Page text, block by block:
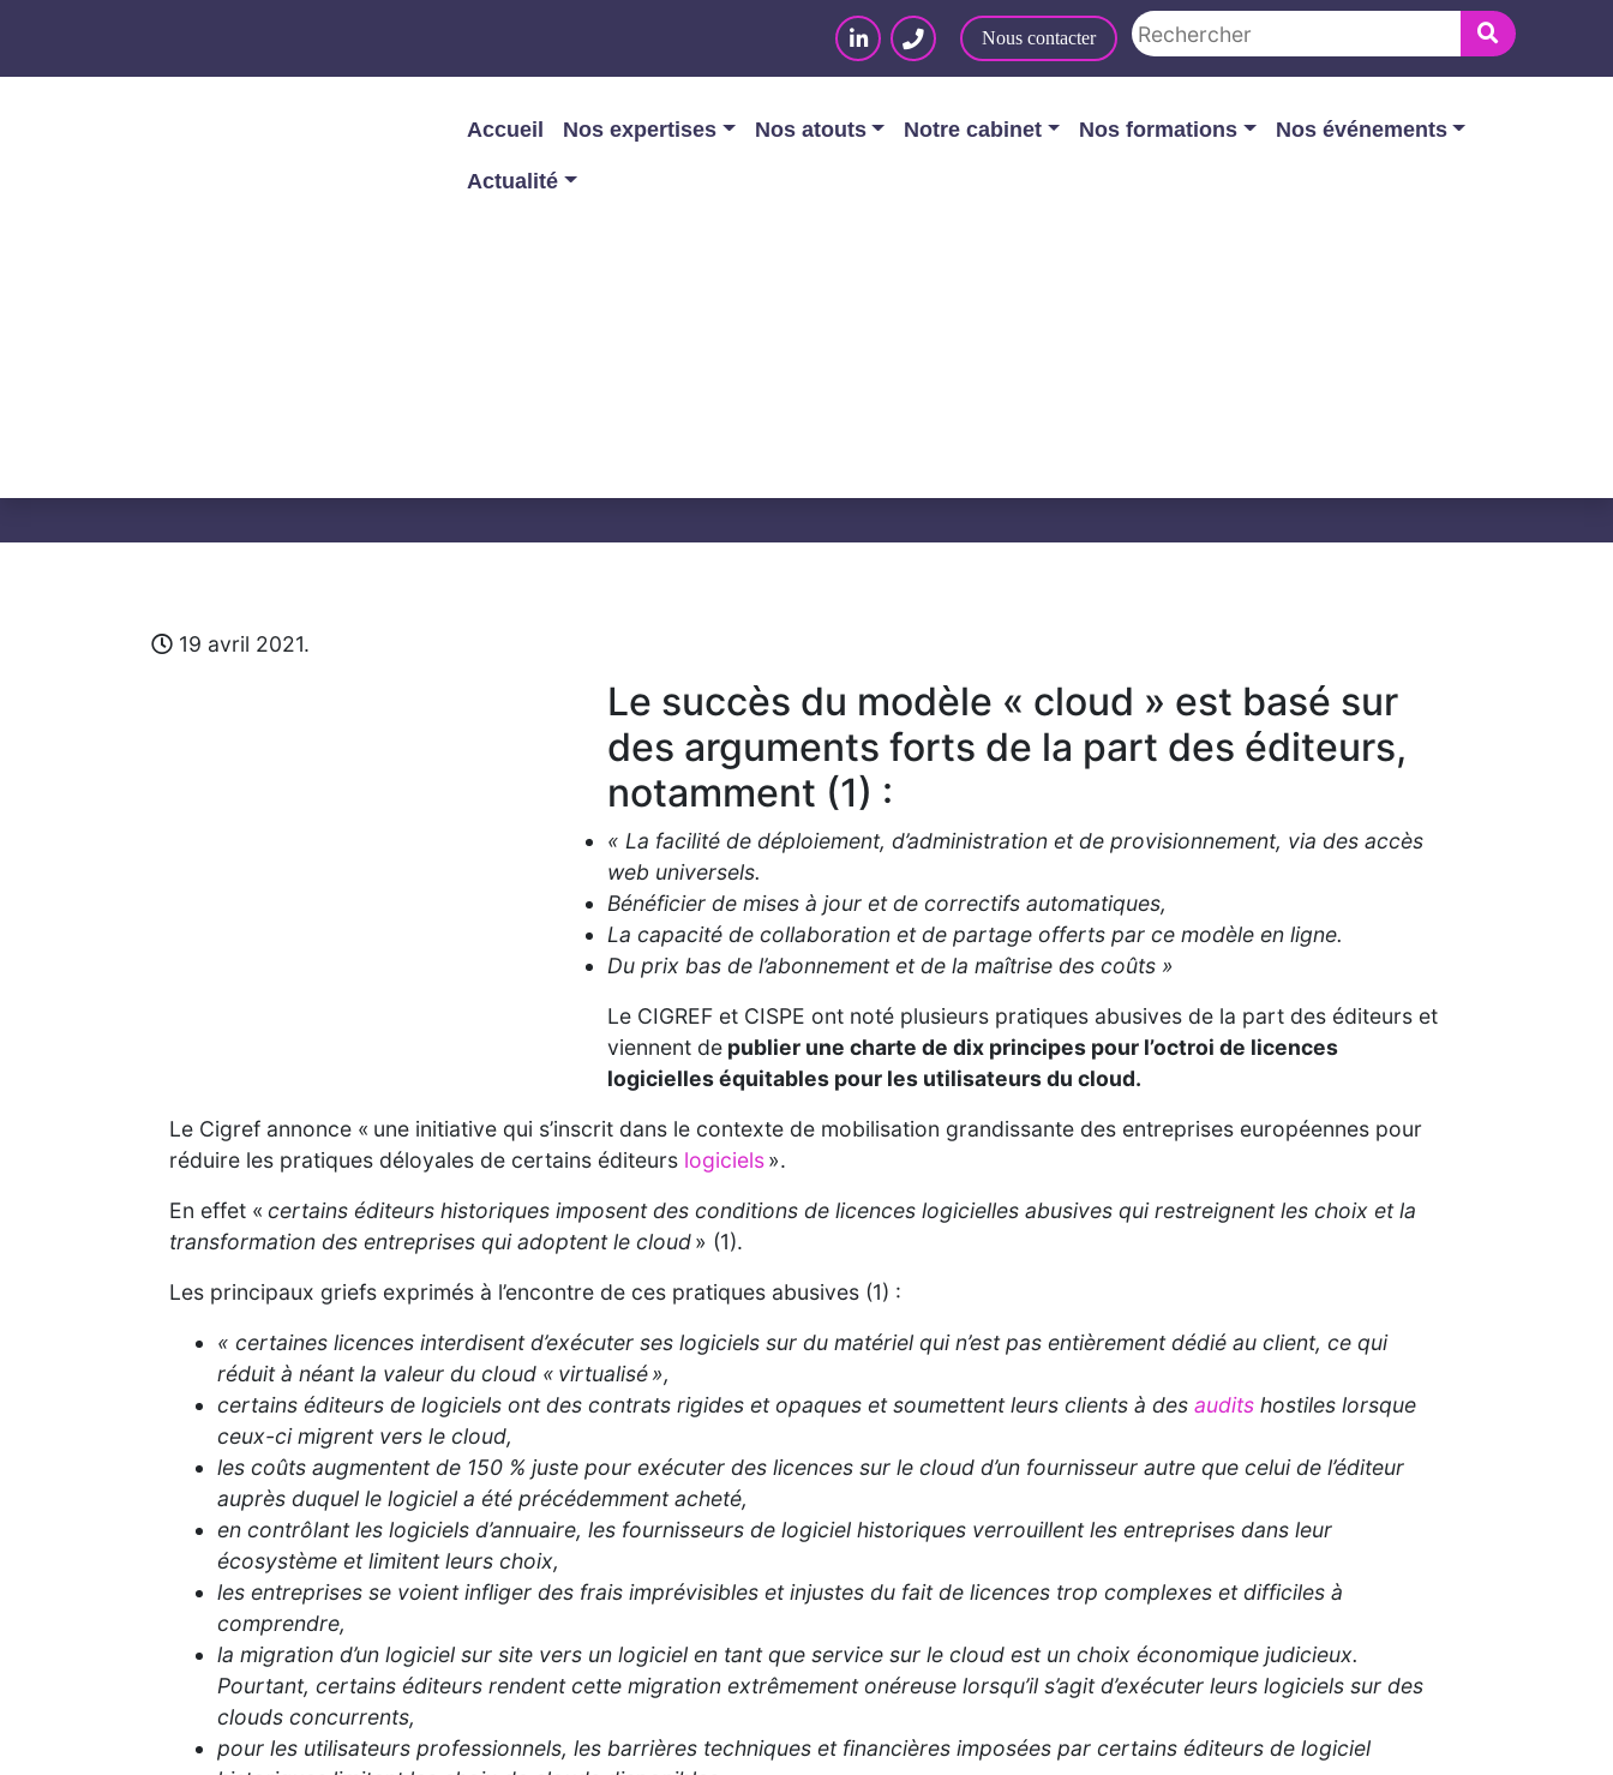
Nous contacter
Accueil Nos expertises Nos atouts Notre cabinet Nos formations Nos événements
Actualité
19 avril 2021.
Le succès du modèle « cloud » est basé sur
des arguments forts de la part des éditeurs,
notamment (1) :
« La facilité de déploiement, d’administration et de provisionnement, via des accès
web universels.
Bénéficier de mises à jour et de correctifs automatiques,
La capacité de collaboration et de partage offerts par ce modèle en ligne.
Du prix bas de l’abonnement et de la maîtrise des coûts »
Le CIGREF et CISPE ont noté plusieurs pratiques abusives de la part des éditeurs et
viennent de publier une charte de dix principes pour l’octroi de licences
logicielles équitables pour les utilisateurs du cloud.
Le Cigref annonce « une initiative qui s’inscrit dans le contexte de mobilisation grandissante des entreprises européennes pour
réduire les pratiques déloyales de certains éditeurs logiciels».
En effet « certains éditeurs historiques imposent des conditions de licences logicielles abusives qui restreignent les choix et la
transformation des entreprises qui adoptent le cloud» (1).
Les principaux griefs exprimés à l’encontre de ces pratiques abusives (1) :
« certaines licences interdisent d’exécuter ses logiciels sur du matériel qui n’est pas entièrement dédié au client, ce qui
réduit à néant la valeur du cloud « virtualisé »,
certains éditeurs de logiciels ont des contrats rigides et opaques et soumettent leurs clients à des audits hostiles lorsque
ceux-ci migrent vers le cloud,
les coûts augmentent de 150 % juste pour exécuter des licences sur le cloud d’un fournisseur autre que celui de l’éditeur
auprès duquel le logiciel a été précédemment acheté,
en contrôlant les logiciels d’annuaire, les fournisseurs de logiciel historiques verrouillent les entreprises dans leur
écosystème et limitent leurs choix,
les entreprises se voient infliger des frais imprévisibles et injustes du fait de licences trop complexes et difficiles à
comprendre,
la migration d’un logiciel sur site vers un logiciel en tant que service sur le cloud est un choix économique judicieux.
Pourtant, certains éditeurs rendent cette migration extrêmement onéreuse lorsqu’il s’agit d’exécuter leurs logiciels sur des
clouds concurrents,
pour les utilisateurs professionnels, les barrières techniques et financières imposées par certains éditeurs de logiciel